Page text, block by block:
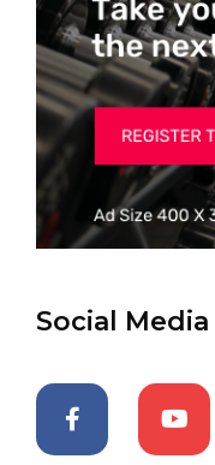
Social Media